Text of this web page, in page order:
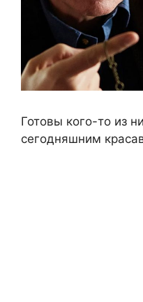
Готовы кого-то из
сегодняшним